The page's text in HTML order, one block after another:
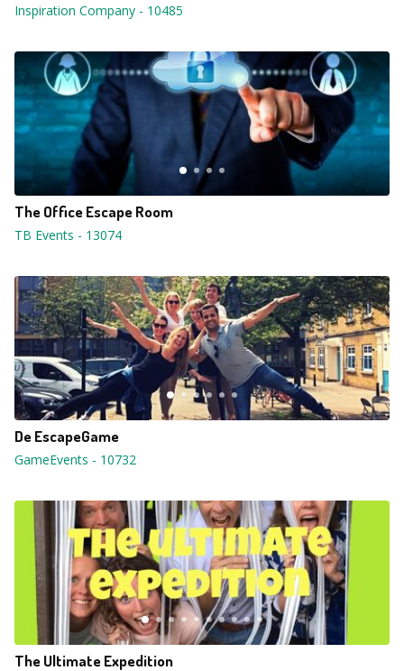
Inspiration Company - 10485
The Office Escape Room
TB Events - 13074
De EscapeGame
GameEvents - 10732
The Ultimate Expedition